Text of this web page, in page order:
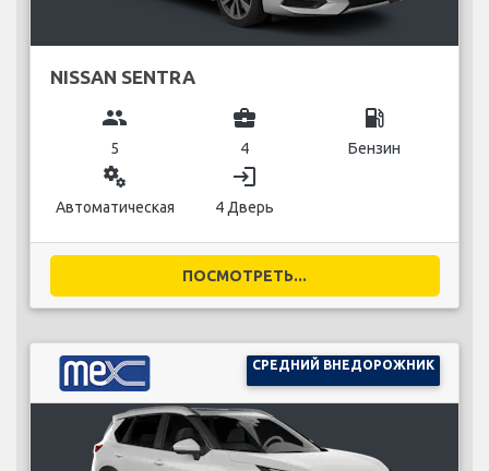
NISSAN SENTRA
group
5
business_center
4
local_gas_station
Бензин
miscellaneous_services
Автоматическая
login
4 Дверь
ПОСМОТРЕТЬ...
СРЕДНИЙ ВНЕДОРОЖНИК